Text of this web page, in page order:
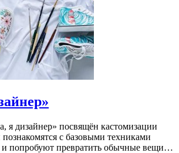
я дизайнер» посвящён кастомизации
с базовыми техниками
и попробуют превратить обычные вещи…